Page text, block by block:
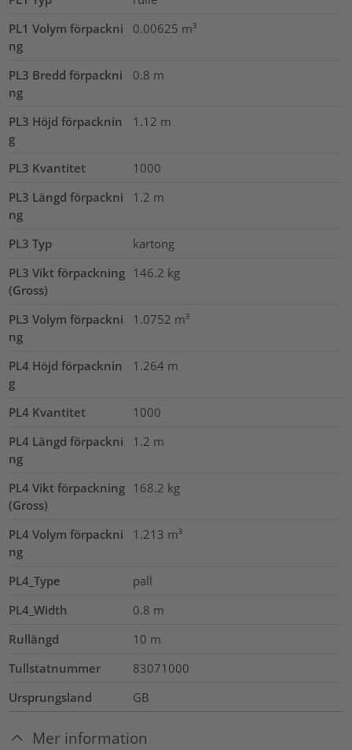
PL1 Volym förpackni
ng
0.00625 m³
PL3 Bredd förpackni
ng
0.8 m
PL3 Höjd förpacknin
g
1.12 m
PL3 Kvantitet
1000
PL3 Längd förpackni
ng
1.2 m
PL3 Typ
kartong
PL3 Vikt förpackning
(Gross)
146.2 kg
PL3 Volym förpackni
ng
1.0752 m³
PL4 Höjd förpacknin
g
1.264 m
PL4 Kvantitet
1000
PL4 Längd förpackni
ng
1.2 m
PL4 Vikt förpackning
(Gross)
168.2 kg
PL4 Volym förpackni
ng
1.213 m³
PL4_Type
pall
PL4_Width
0.8 m
Rullängd
10 m
Tullstatnummer
83071000
Ursprungsland
GB
Mer information